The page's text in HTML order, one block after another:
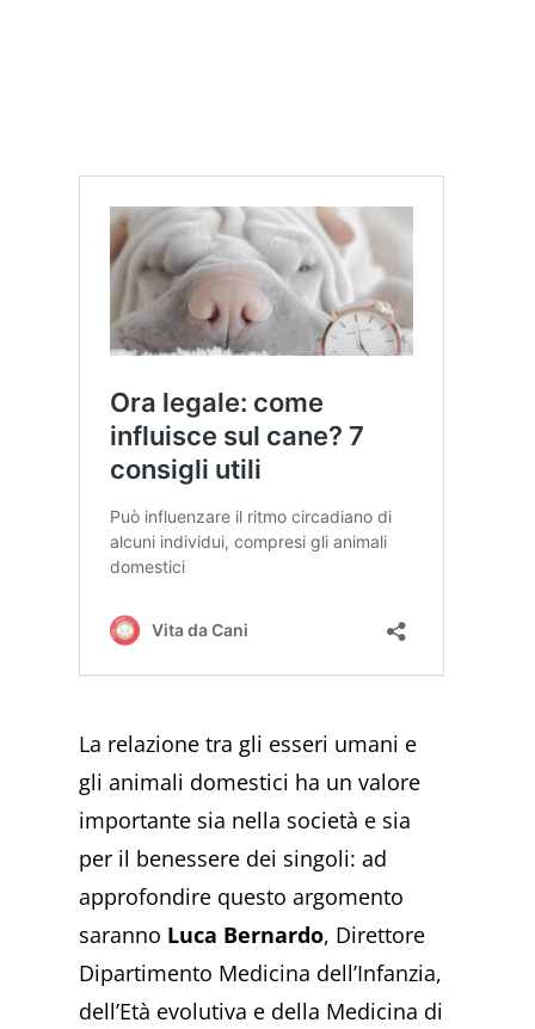
La relazione tra gli esseri umani e
gli animali domestici ha un valore
importante sia nella società e sia
per il benessere dei singoli: ad
approfondire questo argomento
saranno Luca Bernardo, Direttore
Dipartimento Medicina dell’Infanzia,
dell’Età evolutiva e della Medicina di